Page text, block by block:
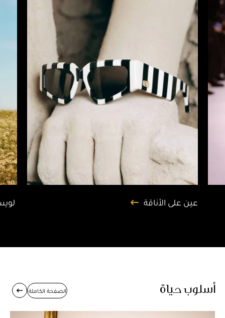
عين على الأناقة
أسلوب حياة الصفحة الكاملة